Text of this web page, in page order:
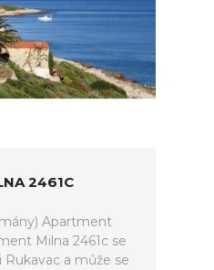
2461C
Apartment
Milna 2461c se
Rukavac a může se